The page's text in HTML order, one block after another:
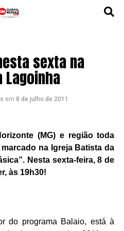
sexta na
em 8 de julho de 2011
(MG) e região toda
na Igreja Batista da
”. Nesta sexta-feira, 8 de
às 19h30!
do programa Balaio, está à